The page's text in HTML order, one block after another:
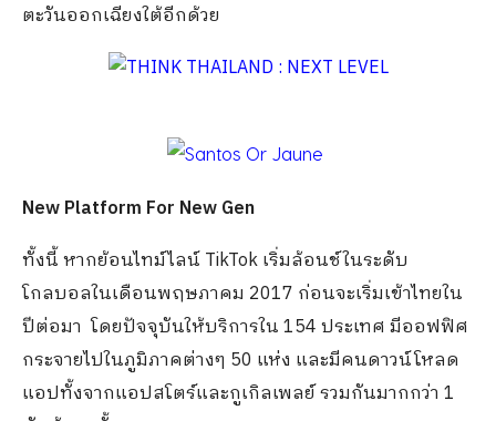
ตะวันออกเฉียงใต้อีกด้วย
New Platform For New Gen
ทั้งนี้ หากย้อนไทม์ไลน์ TikTok เริ่มล้อนช์ในระดับ
โกลบอลในเดือนพฤษภาคม 2017 ก่อนจะเริ่มเข้าไทยใน
ปีต่อมา โดยปัจจุบันให้บริการใน 154 ประเทศ มีออฟฟิศ
กระจายไปในภูมิภาคต่างๆ 50 แห่ง และมีคนดาวน์โหลด
แอปทั้งจากแอปสโตร์และกูเกิลเพลย์ รวมกันมากกว่า 1